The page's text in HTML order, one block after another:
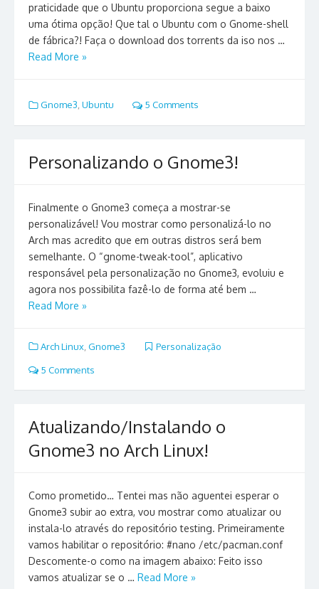
praticidade que o Ubuntu proporciona segue a baixo
uma ótima opção! Que tal o Ubuntu com o Gnome-shell
de fábrica?! Faça o download dos torrents da iso nos …
Read More »
Gnome3, Ubuntu 5 Comments
Personalizando o Gnome3!
Finalmente o Gnome3 começa a mostrar-se
personalizável! Vou mostrar como personalizá-lo no
Arch mas acredito que em outras distros será bem
semelhante. O “gnome-tweak-tool”, aplicativo
responsável pela personalização no Gnome3, evoluiu e
agora nos possibilita fazê-lo de forma até bem …
Read More »
Arch Linux Gnome3 Personalização
5 Comments
Atualizando/Instalando o
Gnome3 no Arch Linux!
Como prometido… Tentei mas não aguentei esperar o
Gnome3 subir ao extra, vou mostrar como atualizar ou
instala-lo através do repositório testing. Primeiramente
vamos habilitar o repositório: #nano /etc/pacman.conf
Descomente-o como na imagem abaixo: Feito isso
vamos atualizar se o … Read More »